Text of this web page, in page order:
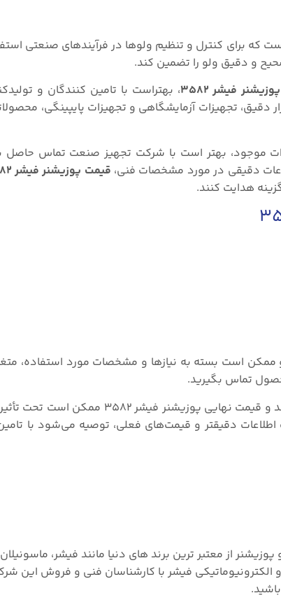
که برای کنترل و تنظیم ولوها در فرآیندهای صنعتی
و دقیق ولو را تضمین کند.
پوزیشنر فیشر ۳۵۸۲
، بهتراست با تامین کنندگان و
تجهیزات آزمایشگاهی و تجهیزات پایپینگی،
موجود، بهتر است با شرکت تجهیز صنعت تماس حاصل
دقیقی در مورد مشخصات فنی، قیمت پوزیشنر فیشر ۳۵۸۲
هدایت کنند.
قرار می‌گیرد و ممکن است بسته به نیازها و مشخصات مورد استفاده،
تماس بگیرید.
توجه داشته باشید که این عوامل فقط برخی از عوامل ممکن هستند و قیمت نهایی
اطلاعات دقیقتر و قیمت‌های فعلی، توصیه می‌شود با
از معتبر ترین برند های دنیا مانند فیشر،
الکترونیوماتیکی فیشر با کارشناسان فنی و فروش این
باشید.